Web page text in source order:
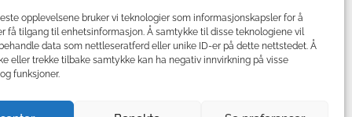
opplevelsene bruker vi teknologier som informasjonskapsler for å
få tilgang til enhetsinformasjon. Å samtykke til disse teknologiene vil
data som nettleseratferd eller unike ID-er på dette nettstedet. Å
eller trekke tilbake samtykke kan ha negativ innvirkning på visse
funksjoner.